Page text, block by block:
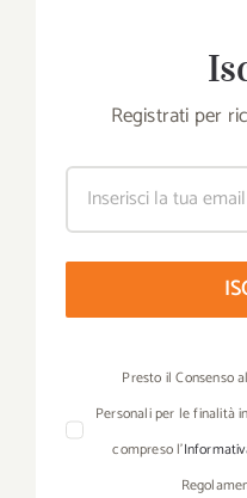
Registrati per
Presto il Consenso
Personali per le finalità
compreso l’